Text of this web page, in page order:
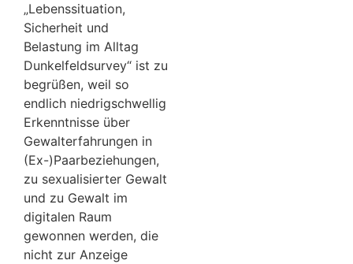
„Lebenssituation,
Sicherheit und
Belastung im Alltag
Dunkelfeldsurvey“ ist zu
begrüßen, weil so
endlich niedrigschwellig
Erkenntnisse über
Gewalterfahrungen in
(Ex-)Paarbeziehungen,
zu sexualisierter Gewalt
und zu Gewalt im
digitalen Raum
gewonnen werden, die
nicht zur Anzeige